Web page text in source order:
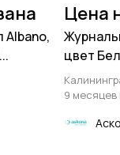
Albano,
Цена
цвет
9 месяцев